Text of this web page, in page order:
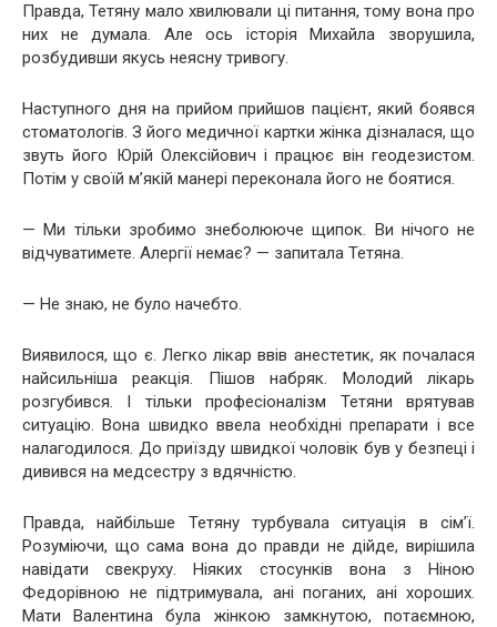
Правда, Тетяну мало хвилювали ці питання, тому вона про
них не думала. Але ось історія Михайла зворушила,
розбудивши якусь неясну тривогу.
Наступного дня на прийом прийшов пацієнт, який боявся
стоматологів. З його медичної картки жінка дізналася, що
звуть його Юрій Олексійович і працює він геодезистом.
Потім у своїй м’якій манері переконала його не боятися.
— Ми тільки зробимо знеболююче щипок. Ви нічого не
відчуватимете. Алергії немає? — запитала Тетяна.
— Не знаю, не було начебто.
Виявилося, що є. Легко лікар ввів анестетик, як почалася
найсильніша реакція. Пішов набряк. Молодий лікарь
розгубився. І тільки професіоналізм Тетяни врятував
ситуацію. Вона швидко ввела необхідні препарати і все
налагодилося. До приїзду швидкої чоловік був у безпеці і
дивився на медсестру з вдячністю.
Правда, найбільше Тетяну турбувала ситуація в сім’ї.
Розуміючи, що сама вона до правди не дійде, вирішила
навідати свекруху. Ніяких стосунків вона з Ніною
Федорівною не підтримувала, ані поганих, ані хороших.
Мати Валентина була жінкою замкнутою, потаємною,